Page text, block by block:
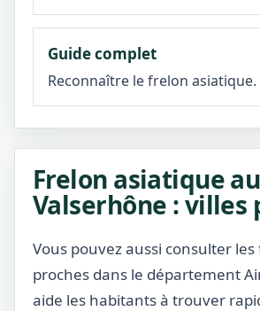
Guide complet
Reconnaître le frelon asiatique.
Frelon asiatique
Valserhône : villes
Vous pouvez aussi consulter les
proches dans le département
aide les habitants à trouver